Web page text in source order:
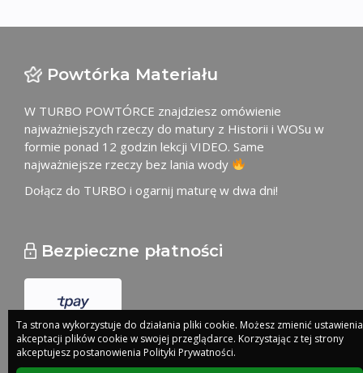
Powtórka Materiału
W TURBO POWTÓRCE znajdziesz omówienie
najważniejszych rzeczy do matury z Historii i WOSu w
formie ponad 12 godzin lekcji VIDEO. Same
najważniejsze rzeczy bez lania wody
Dołącz do TURBO i ogarnij maturę w dwa dni!
Bezpieczne płatności
Ta strona wykorzystuje do działania pliki cookie. Możesz zmienić ustawienia
akceptacji plików cookie w swojej przeglądarce. Korzystając z tej strony
akceptujesz postanowienia Polityki Prywatności.